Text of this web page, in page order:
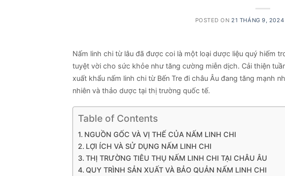
POSTED ON 21 THÁNG 9, 2024
Nấm linh chi từ lâu đã được coi là một loại dược liệu quý hiếm
tuyệt vời cho sức khỏe như tăng cường miễn dịch. Cải thiện
xuất khẩu nấm linh chi từ Bến Tre đi châu Âu đang tăng mạnh
nhiên và thảo dược tại thị trường quốc tế.
Table of Contents
NGUỒN GỐC VÀ VỊ THẾ CỦA NẤM LINH CHI
LỢI ÍCH VÀ SỬ DỤNG NẤM LINH CHI
THỊ TRƯỜNG TIÊU THỤ NẤM LINH CHI TẠI CHÂU ÂU
QUY TRÌNH SẢN XUẤT VÀ BẢO QUẢN NẤM LINH CHI